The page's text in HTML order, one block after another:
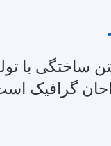
ساختگی با
گرافیک